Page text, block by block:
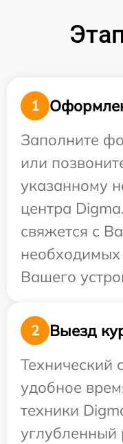
1
Заполните
или
указанному
центра
свяжется с
Вашего
2
Выезд
Технический
удобное
техники
углубленный